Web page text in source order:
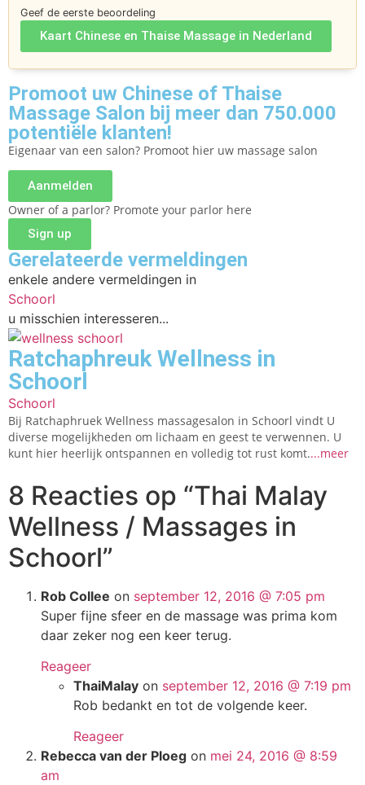
Geef de eerste beoordeling
Kaart Chinese en Thaise Massage in Nederland
Promoot uw Chinese of Thaise
Massage Salon bij meer dan 750.000
potentiële klanten!
Eigenaar van een salon? Promoot hier uw massage salon
Aanmelden
Owner of a parlor? Promote your parlor here
Sign up
Gerelateerde vermeldingen
enkele andere vermeldingen in
Schoorl
u misschien interesseren...
Ratchaphreuk Wellness in
Schoorl
Schoorl
Bij Ratchaphruek Wellness massagesalon in Schoorl vindt U
diverse mogelijkheden om lichaam en geest te verwennen. U
kunt hier heerlijk ontspannen en volledig tot rust komt....meer
8 Reacties op “Thai Malay
Wellness / Massages in
Schoorl”
Rob Collee on september 12, 2016 @ 7:05 pm
Super fijne sfeer en de massage was prima kom
daar zeker nog een keer terug.
Reageer
ThaiMalay on september 12, 2016 @ 7:19 pm
Rob bedankt en tot de volgende keer.
Reageer
Rebecca van der Ploeg on mei 24, 2016 @ 8:59
am